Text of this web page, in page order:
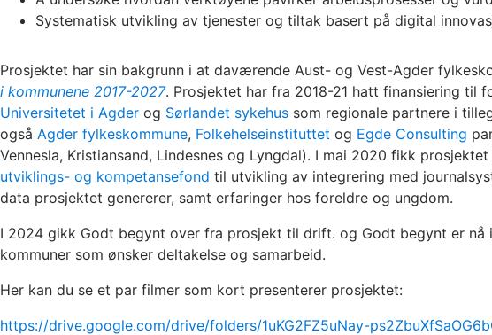
Systematisk utvikling av tjenester og tiltak basert på digital
Prosjektet har sin bakgrunn i at daværende Aust- og Vest-Agder
i kommunene 2017-2027. Prosjektet har fra 2018-21 hatt finansiering til
Universitetet i Agder og Sørlandet sykehus som regionale partnere i
også Agder fylkeskommune, Folkehelseinstituttet og Egde Consulting
Vennesla, Kristiansand, Lindesnes og Lyngdal). I mai 2020 fikk
utviklings- og kompetansefond til utvikling av integrering med
data prosjektet genererer, samt erfaringer hos foreldre og ungdom.
I 2024 gikk Godt begynt over fra prosjekt til drift. og Godt begynt er
kommuner som ønsker deltakelse og samarbeid.
Her kan du se et par filmer som kort presenterer prosjektet:
https://drive.google.com/drive/folders/1uKG2FZ5uNay-